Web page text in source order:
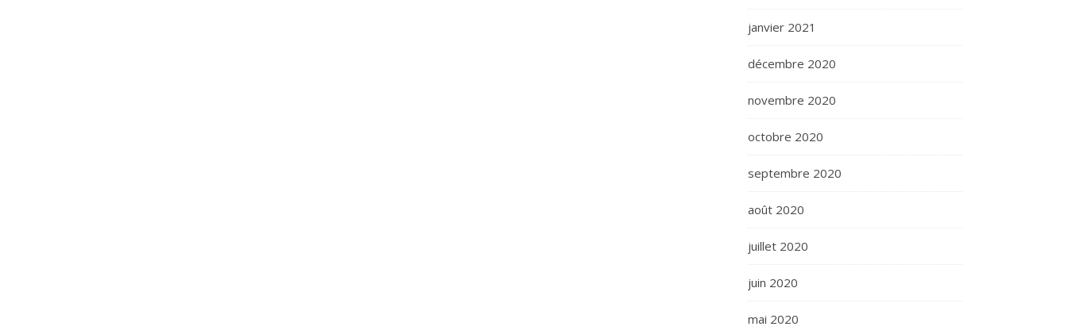
janvier 2021
décembre 2020
novembre 2020
octobre 2020
septembre 2020
août 2020
juillet 2020
juin 2020
mai 2020